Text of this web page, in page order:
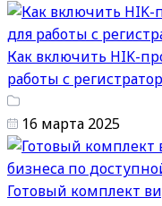
Как включить HIK-
работы с
16 марта 2025
Готовый комплект